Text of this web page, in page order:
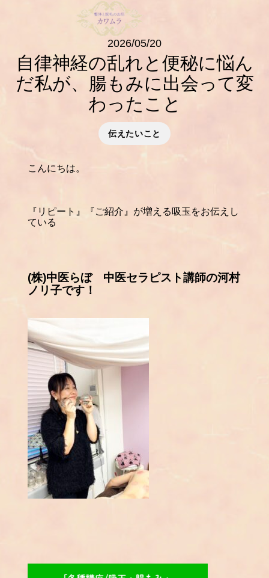
2026/05/20
自律神経の乱れと便秘に悩ん
だ私が、腸もみに出会って変
わったこと
伝えたいこと
こんにちは。
『リピート』『ご紹介』が増える吸玉をお伝えし
ている
(株)中医らぼ 中医セラピスト講師の河村
ノリ子です！